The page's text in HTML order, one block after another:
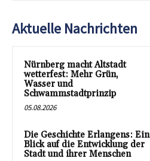
Aktuelle Nachrichten
Nürnberg macht Altstadt
wetterfest: Mehr Grün,
Wasser und
Schwammstadtprinzip
05.08.2026
Die Geschichte Erlangens: Ein
Blick auf die Entwicklung der
Stadt und ihrer Menschen